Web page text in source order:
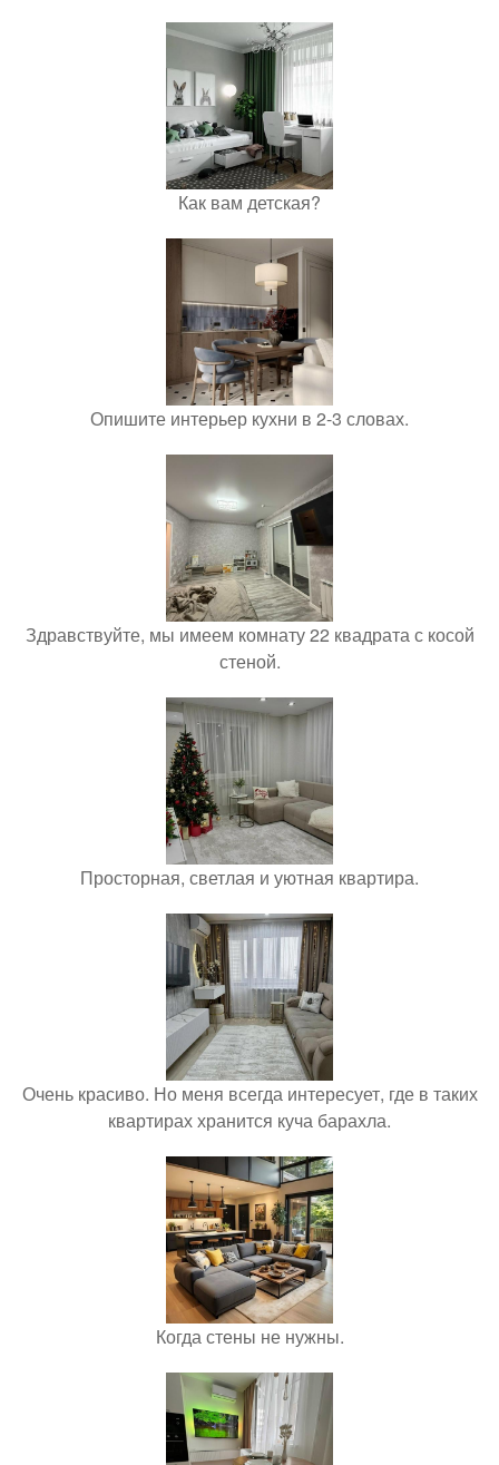
Как вам детская?
Опишите интерьер кухни в 2-3 словах.
Здравствуйте, мы имеем комнату 22 квадрата с косой
стеной.
Просторная, светлая и уютная квартира.
Очень красиво. Но меня всегда интересует, где в таких
квартирах хранится куча барахла.
Когда стены не нужны.